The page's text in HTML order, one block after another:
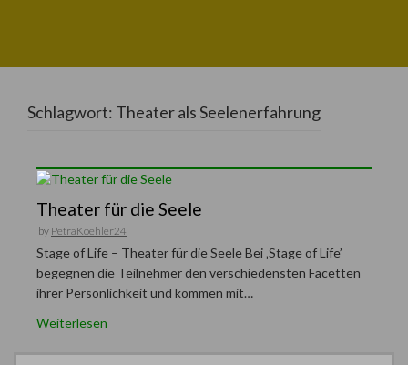
Schlagwort: Theater als Seelenerfahrung
Theater für die Seele
by PetraKoehler24
Stage of Life – Theater für die Seele Bei ‚Stage of Life’
begegnen die Teilnehmer den verschiedensten Facetten
ihrer Persönlichkeit und kommen mit…
Weiterlesen